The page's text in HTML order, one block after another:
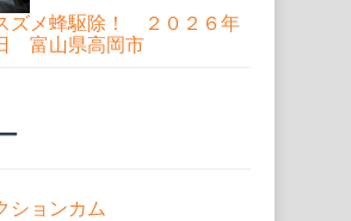
ズメ蜂駆除！ ２０２６年
富山県高岡市
ションカム